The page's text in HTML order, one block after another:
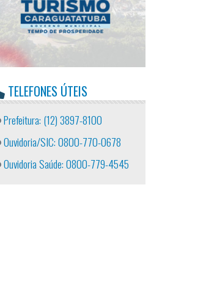
TELEFONES ÚTEIS
Prefeitura: (12) 3897-8100
Ouvidoria/SIC: 0800-770-0678
Ouvidoria Saúde: 0800-779-4545